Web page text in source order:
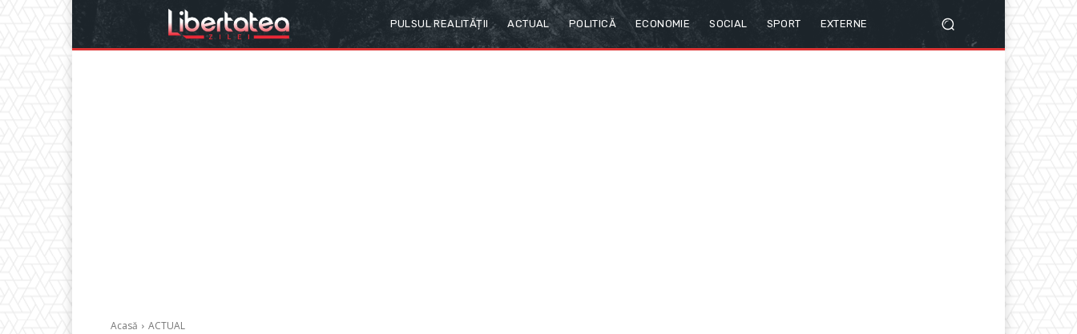
PULSUL REALITĂȚII ACTUAL POLITICĂ ECONOMIE SOCIAL SPORT EXTERNE
Acasă ACTUAL